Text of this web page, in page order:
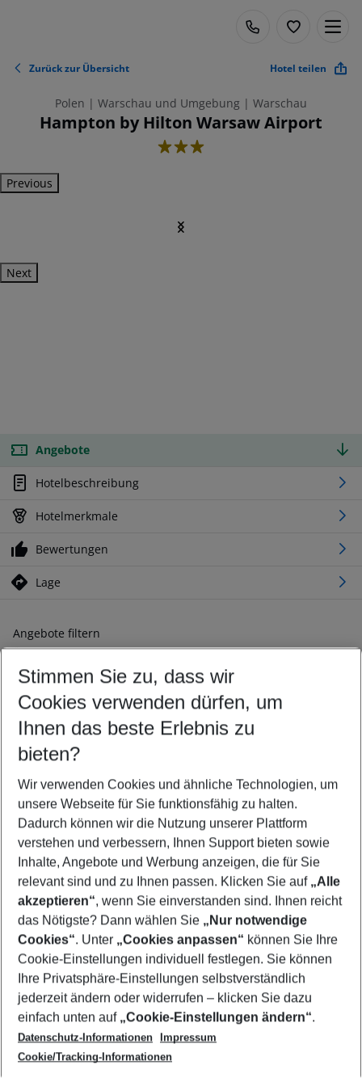
Zurück zur Übersicht Hotel teilen
Polen | Warschau und Umgebung | Warschau
Hampton by Hilton Warsaw Airport
3
Previous
Next
Angebote
Hotelbeschreibung
Hotelmerkmale
Bewertungen
Lage
Angebote filtern
Ändern Sie Ihre Kriterien nach Ihren Wünschen
Abflughafen wählen
Beliebiger Abflughafen
Reisezeitraum wählen
08.08.26– 06.08.27 5-8 Nächte
2 Erwachsene Keine Kinder
Mehr Filter anzeigen
Footer
Footer navigation
Über uns
AGB
Cookie-Einstellungen ändern
Cookie-Richtlinie
Datenschutz
Service & Hilfe
Barrierefreies Reisen
Check-in
Folgen Sie uns
Stimmen Sie zu, dass wir
Cookies verwenden dürfen, um
Ihnen das beste Erlebnis zu
bieten?
Wir verwenden Cookies und ähnliche Technologien, um
unsere Webseite für Sie funktionsfähig zu halten.
Dadurch können wir die Nutzung unserer Plattform
verstehen und verbessern, Ihnen Support bieten sowie
Inhalte, Angebote und Werbung anzeigen, die für Sie
relevant sind und zu Ihnen passen. Klicken Sie auf „Alle
akzeptieren“, wenn Sie einverstanden sind. Ihnen reicht
das Nötigste? Dann wählen Sie „Nur notwendige
Cookies“. Unter „Cookies anpassen“ können Sie Ihre
Cookie-Einstellungen individuell festlegen. Sie können
Ihre Privatsphäre-Einstellungen selbstverständlich
jederzeit ändern oder widerrufen – klicken Sie dazu
einfach unten auf „Cookie-Einstellungen ändern“.
Datenschutz-Informationen
Impressum
Cookie/Tracking-Informationen